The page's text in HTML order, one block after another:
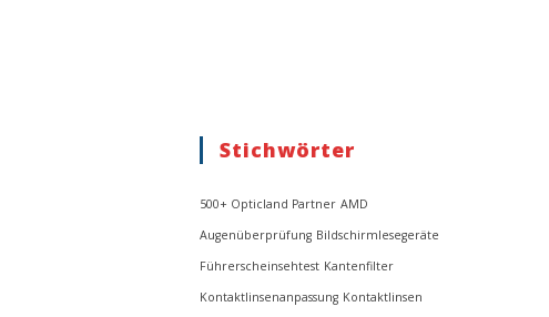
Stichwörter
500+ Opticland Partner AMD
Augenüberprüfung Bildschirmlesegeräte
Führerscheinsehtest Kantenfilter
Kontaktlinsenanpassung Kontaktlinsen